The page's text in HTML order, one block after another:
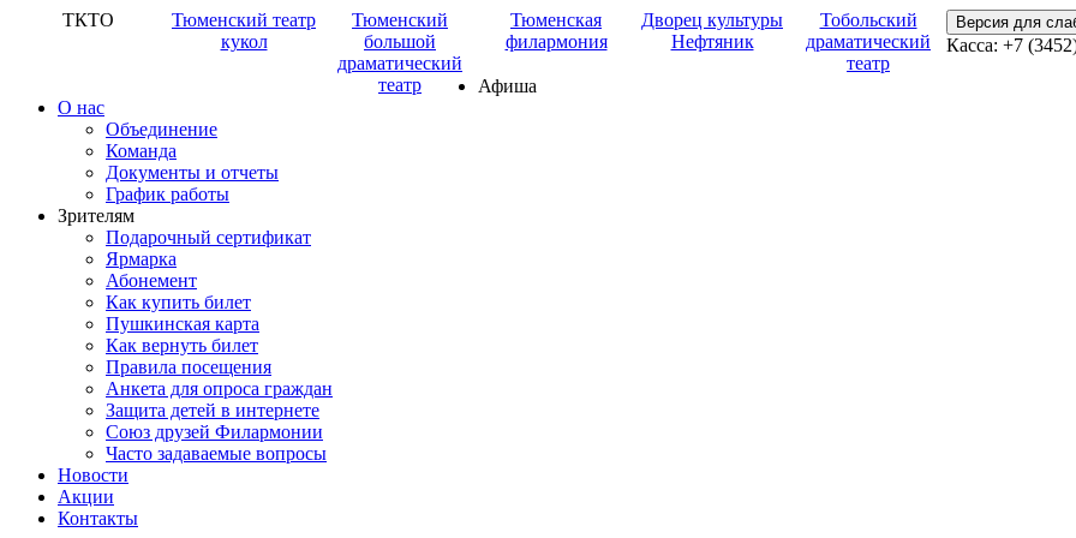
ТКТО
Тюменский театр
кукол
Тюменский
большой
драматический
театр
Тюменская
филармония
Дворец культуры
Нефтяник
Тобольский
драматический
театр
Версия для
Касса: +7
Афиша
О нас
Объединение
Команда
Документы и отчеты
График работы
Зрителям
Подарочный сертификат
Ярмарка
Абонемент
Как купить билет
Пушкинская карта
Как вернуть билет
Правила посещения
Анкета для опроса граждан
Защита детей в интернете
Союз друзей Филармонии
Часто задаваемые вопросы
Новости
Акции
Контакты